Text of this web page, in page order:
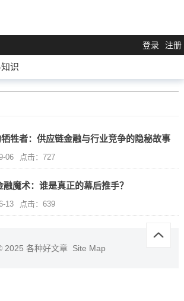
登录 注册
识
牲者：供应链金融与行业竞争的隐秘故事
06 点击：727
魔术：谁是真正的幕后推手？
13 点击：639
2025 各种好文章 Site Map